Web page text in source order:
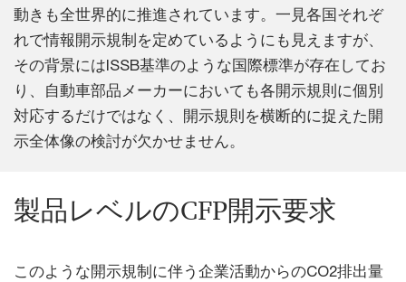
動きも全世界的に推進されています。一見各国それぞ
れで情報開示規制を定めているようにも見えますが、
その背景にはISSB基準のような国際標準が存在してお
り、自動車部品メーカーにおいても各開示規則に個別
対応するだけではなく、開示規則を横断的に捉えた開
示全体像の検討が欠かせません。
製品レベルのCFP開示要求
このような開示規制に伴う企業活動からのCO2排出量